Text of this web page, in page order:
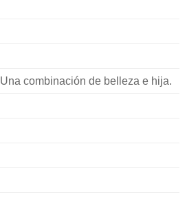
Una combinación de belleza e hija.